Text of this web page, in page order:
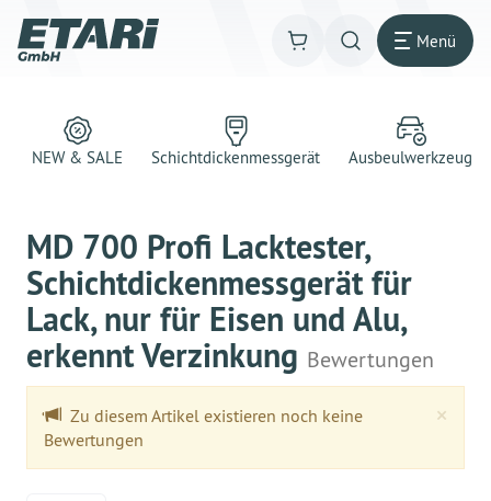
Menü
NEW & SALE Schichtdickenmessgerät Ausbeulwerkzeug
MD 700 Profi Lacktester,
Schichtdickenmessgerät für
Lack, nur für Eisen und Alu,
erkennt Verzinkung Bewertungen
×
Zu diesem Artikel existieren noch keine
Bewertungen